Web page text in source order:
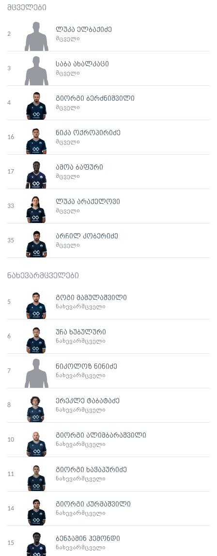
მცველები
2
ლუკა ელბაქიძე
მცველი
3
საბა ახალკაცი
მცველი
4
გიორგი ბერძნიშვილი
მცველი
16
ნიკა ოქროპირიძე
მცველი
17
ამოა ბაფური
მცველი
33
ლუკა არაქელოვი
მცველი
35
არჩილ კობერიძე
მცველი
ნახევარმცველები
5
გოგი მამულაშვილი
ნახევარმცველი
6
უჩა ხუბულური
ნახევარმცველი
7
ნიკოლოზ ნინიძე
ნახევარმცველი
8
ერეკლე ტაბატაძე
ნახევარმცველი
10
გიორგი ალიმბარაშვილი
ნახევარმცველი
11
გიორგი ხაჭაპურიძე
ნახევარმცველი
14
გიორგი კურმაშვილი
ნახევარმცველი
15
ბენჯამინ ჰემონდი
ნახევარმცველი